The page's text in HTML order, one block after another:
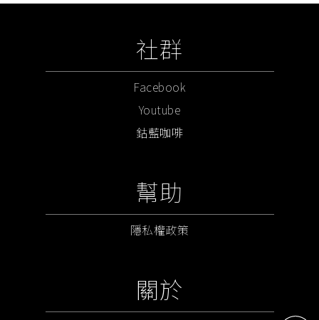
社群
Facebook
Youtube
鈷藍咖啡
幫助
隱私權政策
關於